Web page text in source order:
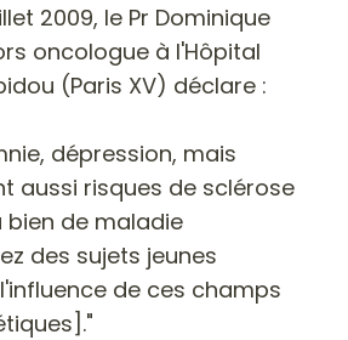
2009, le Pr Dominique
oncologue à l'Hôpital
(Paris XV) déclare :
dépression, mais
aussi risques de sclérose
bien de maladie
des sujets jeunes
de ces champs